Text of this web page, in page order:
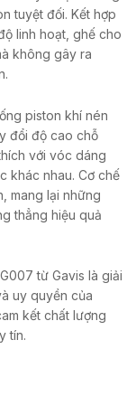
tuyệt đối. Kết hợp
linh hoạt, ghế cho
không gây ra
piston khí nén
đổi độ cao chỗ
với vóc dáng
khác nhau. Cơ chế
mang lại những
thẳng hiệu quả
từ Gavis là giải
uy quyền của
kết chất lượng
tín.